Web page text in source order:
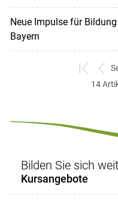
Neue Impulse für
Bayern
zum
erstenzum
14
Bilden Sie sich
Kursangebote